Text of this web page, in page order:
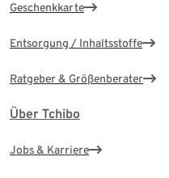
Geschenkkarte
Entsorgung / Inhaltsstoffe
Ratgeber & Größenberater
Über Tchibo
Jobs & Karriere